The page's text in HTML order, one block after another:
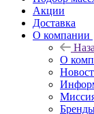
Акции
Доставка
О компании
О